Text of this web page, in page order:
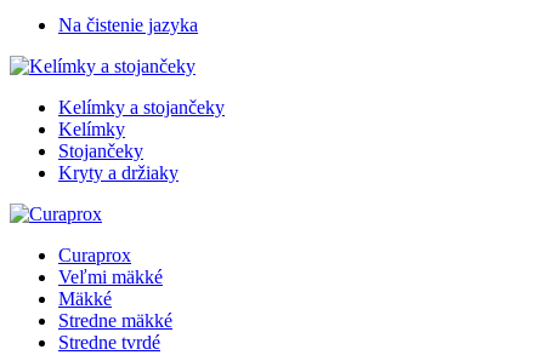
Na čistenie jazyka
Kelímky a stojančeky
Kelímky
Stojančeky
Kryty a držiaky
Curaprox
Veľmi mäkké
Mäkké
Stredne mäkké
Stredne tvrdé